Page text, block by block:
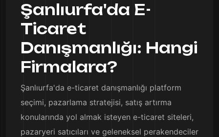
Şanlıurfa'da E-
Ticaret
Danışmanlığı: Hangi
Firmalara?
Şanlıurfa'da e-ticaret danışmanlığı platform
seçimi, pazarlama stratejisi, satış artırma
konularında yol almak isteyen e-ticaret siteleri,
pazaryeri satıcıları ve geleneksel perakendeciler